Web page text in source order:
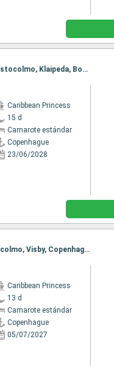
Itinerario : Copenhague, Arhus, Kiel, Bornholm, Klaipeda, Riga, Tallin, Helsinki, Tallin, Estocolmo, Klaipeda, Bornholm, Kiel, Copenhague
Caribbean Princess
15 d
Camarote estándar
Copenhague
23/06/2028
Itinerario : Copenhague, Oslo, Bornholm, Gdansk, Klaipeda, Riga, Helsinki, Tallin, Estocolmo, Visby, Copenhague
Caribbean Princess
13 d
Camarote estándar
Copenhague
05/07/2027